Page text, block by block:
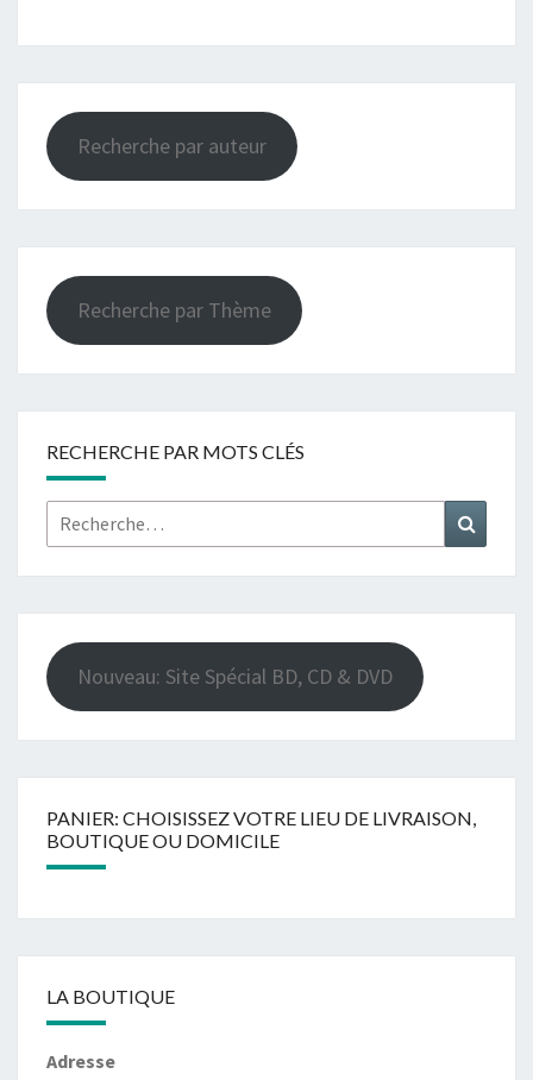
Recherche par auteur
Recherche par Thème
RECHERCHE PAR MOTS CLÉS
Rechercher :
Nouveau: Site Spécial BD, CD & DVD
PANIER: CHOISISSEZ VOTRE LIEU DE LIVRAISON,
BOUTIQUE OU DOMICILE
LA BOUTIQUE
Adresse